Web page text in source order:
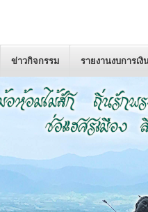
ข่าวกิจกรรม รายงานงบการเงิ